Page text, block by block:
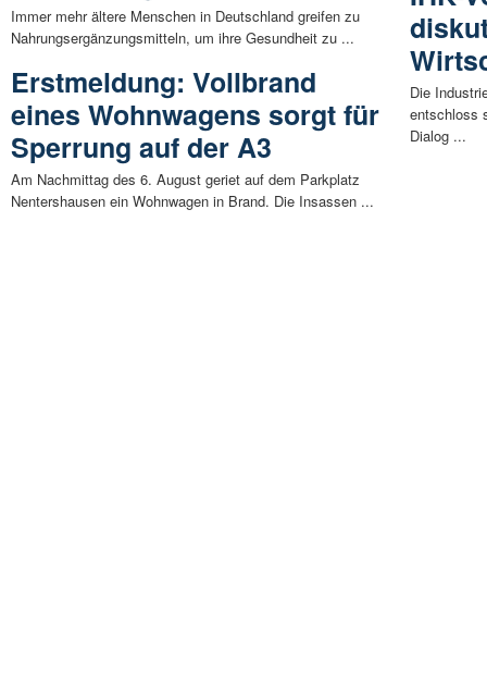
Immer mehr ältere Menschen in Deutschland greifen zu
Nahrungsergänzungsmitteln, um ihre Gesundheit zu ...
Erstmeldung: Vollbrand
eines Wohnwagens sorgt für
Sperrung auf der A3
Am Nachmittag des 6. August geriet auf dem Parkplatz
Nentershausen ein Wohnwagen in Brand. Die Insassen ...
Die
entschloss
Dialog ...